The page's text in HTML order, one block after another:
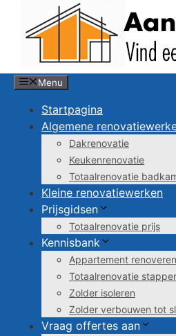
Menu
Startpagina
Algemene
Dakrenovatie
Keukenrenovatie
Totaalrenovatie
Kleine renovatiewerken
Prijsgidsen
Totaalrenovatie prijs
Kennisbank
Appartement renoveren
Totaalrenovatie
Zolder isoleren
Zolder verbouwen tot
Vraag offertes aan